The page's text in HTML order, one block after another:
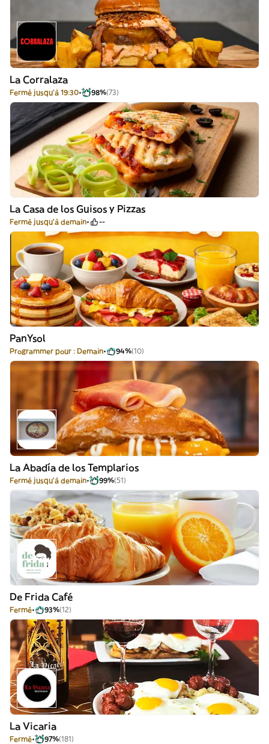
La Corralaza
Fermé jusqu'à 19:30 98%(73)
La Casa de los Guisos y Pizzas
Fermé jusqu'à demain --
PanYsol
Programmer pour : Demain 94%(10)
La Abadía de los Templarios
Fermé jusqu'à demain 99%(51)
De Frida Café
Fermé 93%(12)
La Vicaria
Fermé 97%(181)